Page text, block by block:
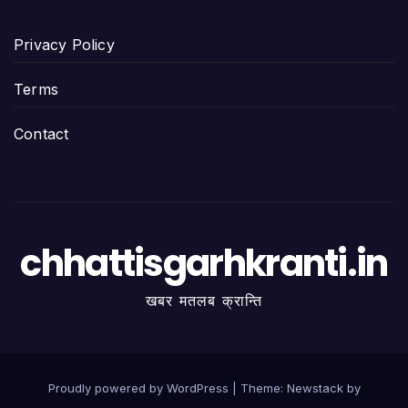
Privacy Policy
Terms
Contact
chhattisgarhkranti.in
खबर मतलब क्रान्ति
Proudly powered by WordPress Theme: Newstackby